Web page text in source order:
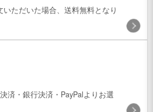
ただいた場合、送料無料となり
済・銀行決済・PayPalよりお選